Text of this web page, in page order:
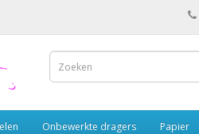
Onbewerkte dragers Papier